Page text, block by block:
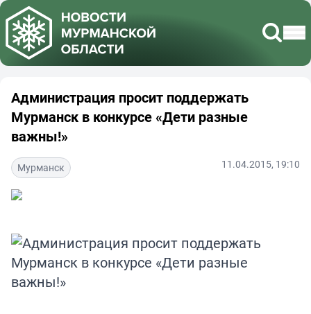
Администрация просит поддержать
Мурманск в конкурсе «Дети разные
важны!»
Мурманск 11.04.2015, 19:10